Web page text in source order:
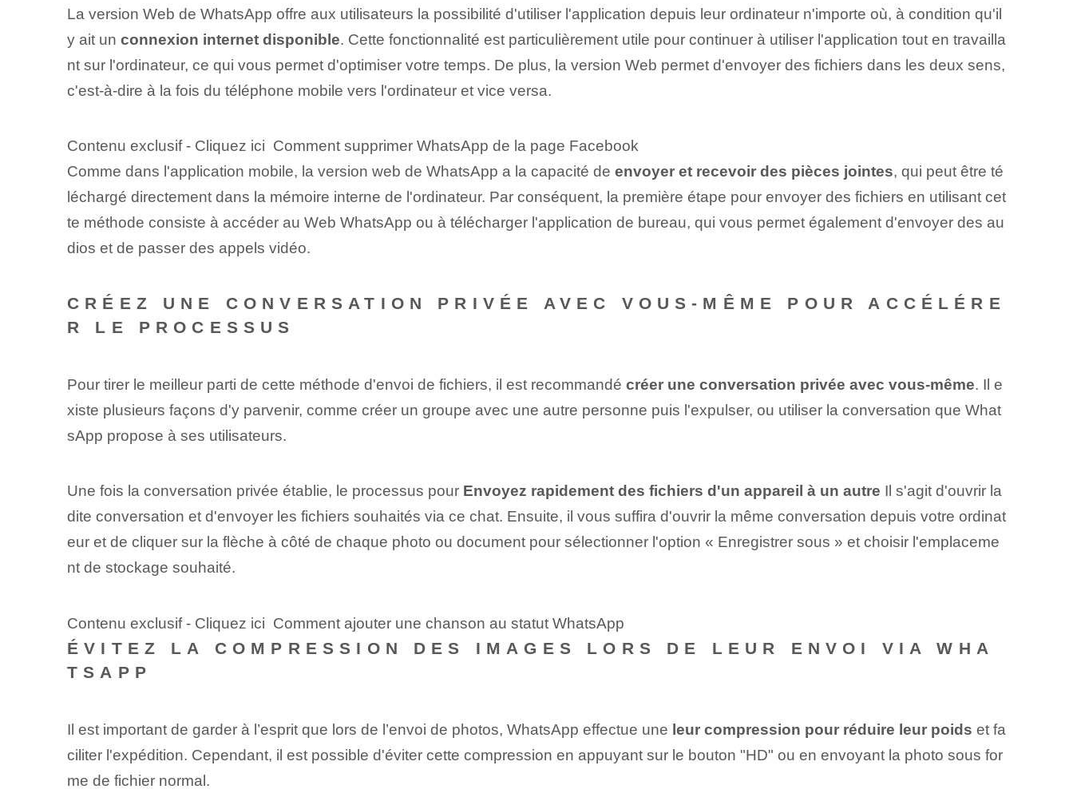
La version Web de WhatsApp offre aux utilisateurs la possibilité d'utiliser l'application depuis leur ordinateur n'importe où, à condition qu'il
y ait un connexion internet disponible. Cette fonctionnalité est particulièrement utile pour continuer à utiliser l'application tout en travailla
nt sur l'ordinateur, ce qui vous permet d'optimiser votre temps. De plus, la version Web permet d'envoyer des fichiers dans les deux sens,
c'est-à-dire à la fois du téléphone mobile vers l'ordinateur et vice versa.
Contenu exclusif - Cliquez ici Comment supprimer WhatsApp de la page Facebook
Comme dans l'application mobile, la version web de WhatsApp a la capacité de envoyer et recevoir des pièces jointes, qui peut être té
léchargé directement dans la mémoire interne de l'ordinateur. Par conséquent, la première étape pour envoyer des fichiers en utilisant cet
te méthode consiste à accéder au Web WhatsApp ou à télécharger l'application de bureau, qui vous permet également d'envoyer des au
dios et de passer des appels vidéo.
CRÉEZ UNE CONVERSATION PRIVÉE AVEC VOUS-MÊME POUR ACCÉLÉRE
R LE PROCESSUS
Pour tirer le meilleur parti de cette méthode d'envoi de fichiers, il est recommandé créer une conversation privée avec vous-même. Il e
xiste plusieurs façons d'y parvenir, comme créer un groupe avec une autre personne puis l'expulser, ou utiliser la conversation que What
sApp propose à ses utilisateurs.
Une fois la conversation privée établie, le processus pour Envoyez rapidement des fichiers d'un appareil à un autre Il s'agit d'ouvrir la
dite conversation et d'envoyer les fichiers souhaités via ce chat. Ensuite, il vous suffira d'ouvrir la même conversation depuis votre ordinat
eur et de cliquer sur la flèche à côté de chaque photo ou document pour sélectionner l'option « Enregistrer sous » et choisir l'emplaceme
nt de stockage souhaité.
Contenu exclusif - Cliquez ici Comment ajouter une chanson au statut WhatsApp
ÉVITEZ LA COMPRESSION DES IMAGES LORS DE LEUR ENVOI VIA WHA
TSAPP
Il est important de garder à l’esprit que lors de l’envoi de photos, WhatsApp effectue une leur compression pour réduire leur poids et fa
ciliter l'expédition. Cependant, il est possible d'éviter cette compression en appuyant sur le bouton "HD" ou en envoyant la photo sous for
me de fichier normal.